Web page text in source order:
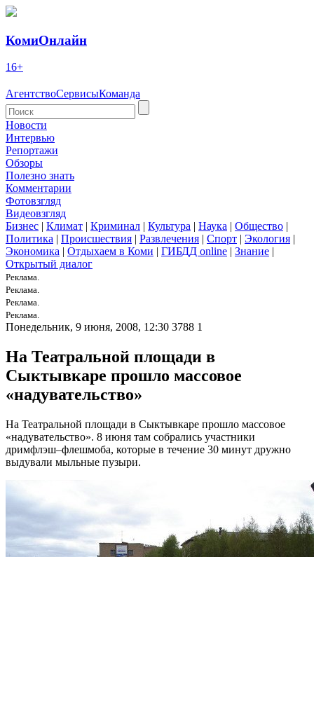
КомиОнлайн
16+
АгентствоСервисыКоманда
Новости
Интервью
Репортажи
Обзоры
Полезно знать
Комментарии
Фотовзгляд
Видеовзгляд
Бизнес | Климат | Криминал | Культура | Наука | Общество |
Политика | Происшествия | Развлечения | Спорт | Экология |
Экономика | Отдыхаем в Коми | ГИБДД online | Знание |
Открытый диалог
Реклама.
Реклама.
Реклама.
Реклама.
Понедельник, 9 июня, 2008, 12:30 3788 1
На Театральной площади в
Сыктывкаре прошло массовое
«надувательство»
На Театральной площади в Сыктывкаре прошло массовое
«надувательство». 8 июня там собрались участники
дримфлэш–флешмоба, которые в течение 30 минут дружно
выдували мыльные пузыри.